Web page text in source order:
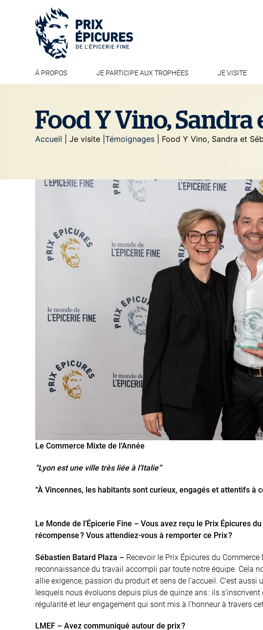
À PROPOS JE PARTICIPE AUX TROPHÉES JE VISITE
Food Y Vino, Sandra
Accueil | Je visite | Témoignages Food Y Vino, Sandra et
Le Commerce Mixte de l’Année
“Lyon est une ville très liée à l’Italie”
“À Vincennes, les habitants sont curieux, engagés et attentifs à
Le Monde de l’Épicerie Fine – Vous avez reçu le Prix Épicures
récompense ? Vous attendiez-vous à remporter ce Prix ?
Sébastien Batard Plaza – Recevoir le Prix Épicures du
reconnaissance du travail accompli par toute notre équipe. Cela
allie exigence, passion du produit et sens de l’accueil. C’est
lesquels nous évoluons depuis plus de quinze ans : ils
régularité et leur engagement qui sont mis à l’honneur à travers
LMEF – Avez communiqué autour de prix ?